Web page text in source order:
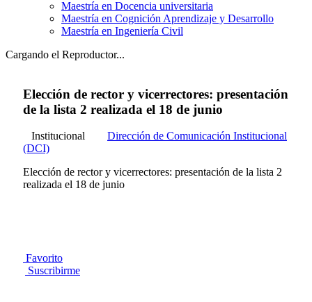
Maestría en Docencia universitaria
Maestría en Cognición Aprendizaje y Desarrollo
Maestría en Ingeniería Civil
Cargando el Reproductor...
Elección de rector y vicerrectores: presentación
de la lista 2 realizada el 18 de junio
Institucional
Dirección de Comunicación Institucional
(DCI)
Elección de rector y vicerrectores: presentación de la lista 2
realizada el 18 de junio
Favorito
Suscribirme